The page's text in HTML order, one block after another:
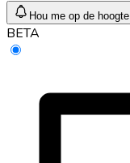
Hou me op de hoogte
BETA